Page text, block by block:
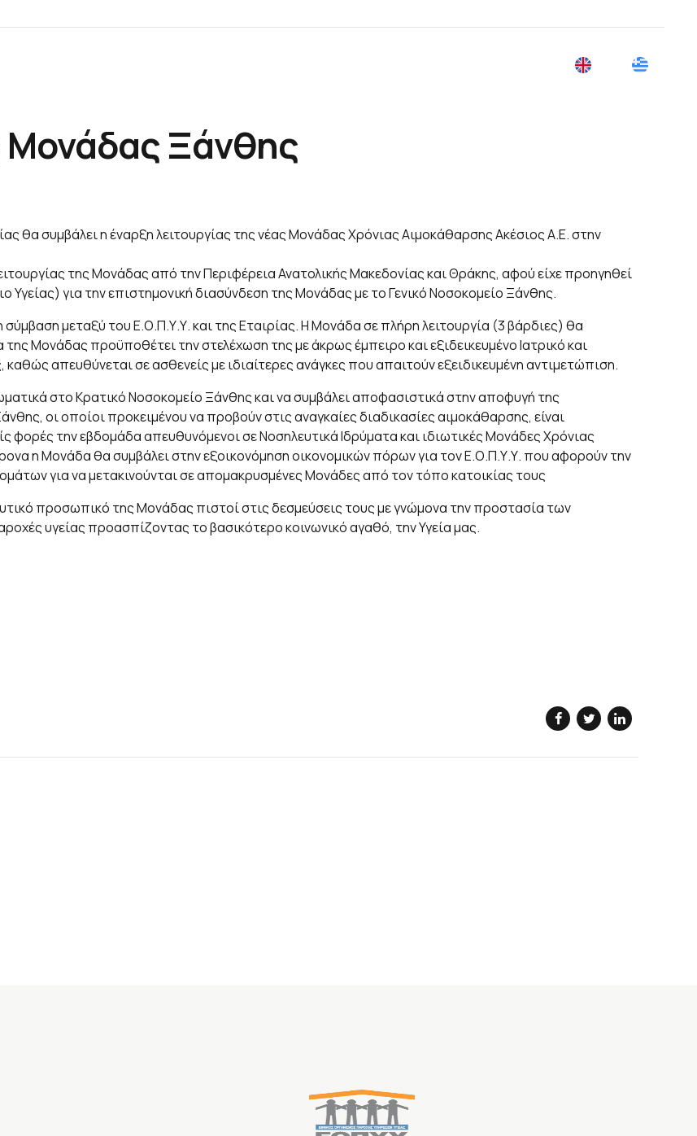
Μονάδας Ξάνθης
θα συμβάλει η έναρξη λειτουργίας της νέας Μονάδας Χρόνιας Αιμοκάθαρσης Ακέσιος Α.Ε. στην
της Μονάδας από την Περιφέρεια Ανατολικής Μακεδονίας και Θράκης, αφού είχε προηγηθεί
για την επιστημονική διασύνδεση της Μονάδας με το Γενικό Νοσοκομείο Ξάνθης.
μεταξύ του Ε.Ο.Π.Υ.Υ. και της Εταιρίας. Η Μονάδα σε πλήρη λειτουργία (3 βάρδιες) θα
Μονάδας προϋποθέτει την στελέχωση της με άκρως έμπειρο και εξιδεικευμένο Ιατρικό και
απευθύνεται σε ασθενείς με ιδιαίτερες ανάγκες που απαιτούν εξειδικευμένη αντιμετώπιση.
στο Κρατικό Νοσοκομείο Ξάνθης και να συμβάλει αποφασιστικά στην αποφυγή της
οι οποίοι προκειμένου να προβούν στις αναγκαίες διαδικασίες αιμοκάθαρσης, είναι
φορές την εβδομάδα απευθυνόμενοι σε Νοσηλευτικά Ιδρύματα και ιδιωτικές Μονάδες Χρόνιας
η Μονάδα θα συμβάλει στην εξοικονόμηση οικονομικών πόρων για τον Ε.Ο.Π.Υ.Υ. που αφορούν την
για να μετακινούνται σε απομακρυσμένες Μονάδες από τον τόπο κατοικίας τους
προσωπικό της Μονάδας πιστοί στις δεσμεύσεις τους με γνώμονα την προστασία των
υγείας προασπίζοντας το βασικότερο κοινωνικό αγαθό, την Υγεία μας.